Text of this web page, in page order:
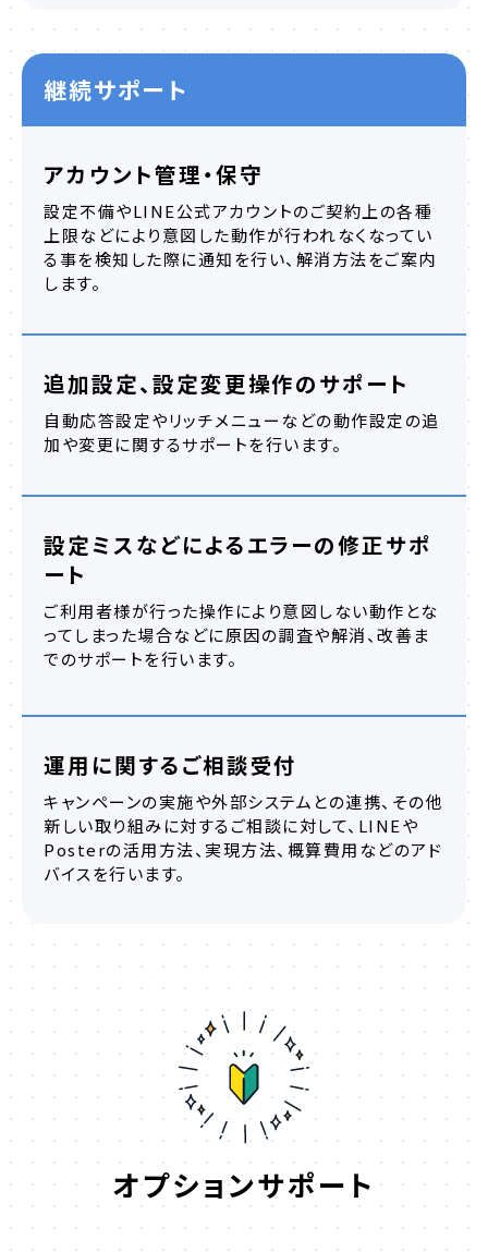
継続サポート
アカウント管理・保守
設定不備やLINE公式アカウントのご契約上の各種
上限などにより意図した動作が行われなくなってい
る事を検知した際に通知を行い、解消方法をご案内
します。
追加設定、設定変更操作のサポート
自動応答設定やリッチメニューなどの動作設定の追
加や変更に関するサポートを行います。
設定ミスなどによるエラーの修正サポ
ート
ご利用者様が行った操作により意図しない動作とな
ってしまった場合などに原因の調査や解消、改善ま
でのサポートを行います。
運用に関するご相談受付
キャンペーンの実施や外部システムとの連携、その他
新しい取り組みに対するご相談に対して、LINEや
Posterの活用方法、実現方法、概算費用などのアド
バイスを行います。
オプションサポート